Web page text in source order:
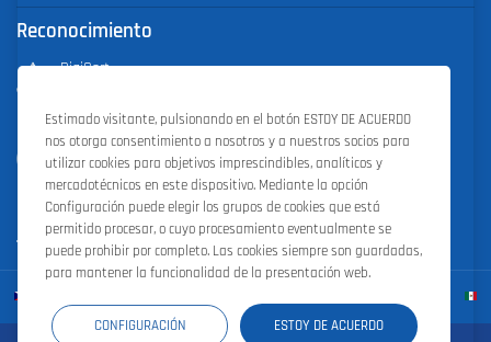
Reconocimiento
DigiCert
Outstanding Sales Performance Award 2018, 2019, 2020, 2021,
2022
Estimado visitante, pulsionando en el botón ESTOY DE ACUERDO
nos otorga consentimiento a nosotros y a nuestros socios para
utilizar cookies para objetivos imprescindibles, analíticos y
mercadotécnicos en este dispositivo. Mediante la opción
Configuración puede elegir los grupos de cookies que está
permitido procesar, o cuyo procesamiento eventualmente se
puede prohibir por completo. Las cookies siempre son guardadas,
para mantener la funcionalidad de la presentación web.
CONFIGURACIÓN ESTOY DE ACUERDO